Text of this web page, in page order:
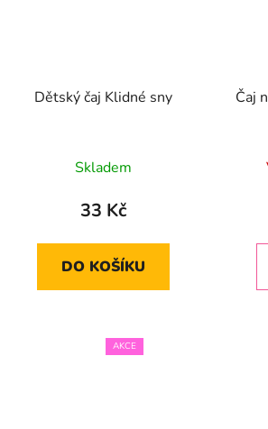
Dětský čaj Klidné sny
Skladem
33 Kč
DO KOŠÍKU
Čaj
AKCE